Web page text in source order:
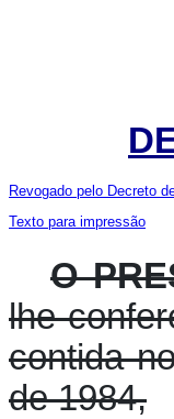
Revogado pelo Decreto
Texto para impressão
O
lhe
contida
de 1984,